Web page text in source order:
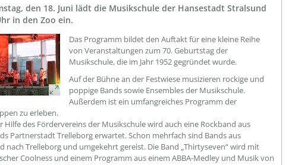
den 18. Juni lädt die Musikschule der Hansestadt Stralsund
in den Zoo ein.
??? absaetzeOben[1]/titel ???
Das Programm bildet den Auftakt für eine kleine Reihe
von Veranstaltungen zum 70. Geburtstag der
Musikschule, die im Jahr 1952 gegründet wurde.
Auf der Bühne an der Festwiese musizieren rockige und
poppige Bands sowie Ensembles der Musikschule.
Außerdem ist ein umfangreiches Programm der
zu erleben.
Hilfe des Fördervereins der Musikschule wird auch eine Rockband aus
Partnerstadt Trelleborg erwartet. Schon mehrfach sind Bands aus
nach Trelleborg und umgekehrt gereist. Die Band „Thirtyseven“ wird mit
Coolness und einem Programm aus einem ABBA-Medley und Musik von